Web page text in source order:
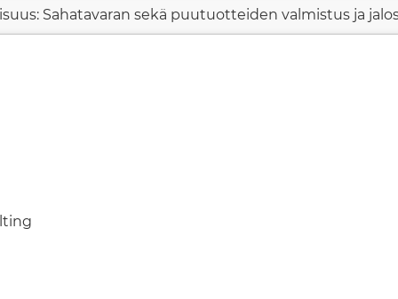
Sahatavaran sekä puutuotteiden valmistus ja